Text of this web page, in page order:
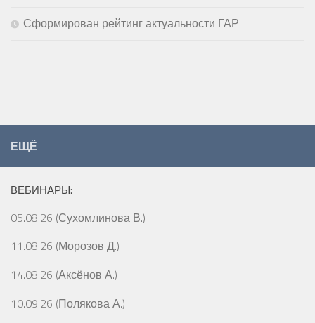
Сформирован рейтинг актуальности ГАР
ЕЩЁ
ВЕБИНАРЫ:
05.08.26 (Сухомлинова В.)
11.08.26 (Морозов Д.)
14.08.26 (Аксёнов А.)
10.09.26 (Полякова А.)